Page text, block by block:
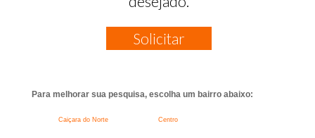
Solicitar
Para melhorar sua pesquisa, escolha um bairro abaixo:
Caiçara do Norte Centro